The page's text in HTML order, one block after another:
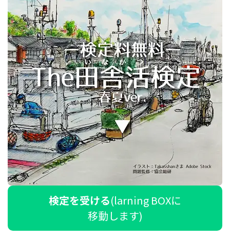
検定を受ける(larning BOXに
移動します)